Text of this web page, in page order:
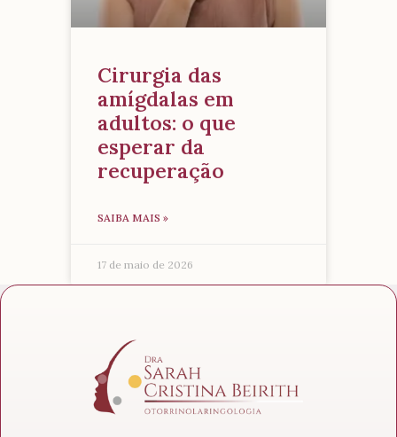
Cirurgia das
amígdalas em
adultos: o que
esperar da
recuperação
SAIBA MAIS »
17 de maio de 2026